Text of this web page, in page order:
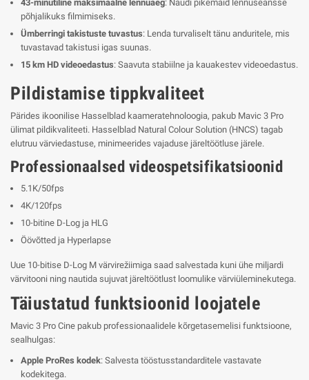
43-minutiline maksimaalne lennuaeg: Naudi pikemaid lennuseansse
põhjalikuks filmimiseks.
Ümberringi takistuste tuvastus: Lenda turvaliselt tänu anduritele, mis
tuvastavad takistusi igas suunas.
15 km HD videoedastus: Saavuta stabiilne ja kauakestev videoedastus.
Pildistamise tippkvaliteet
Pärides ikoonilise Hasselblad kaameratehnoloogia, pakub Mavic 3 Pro
ülimat pildikvaliteeti. Hasselblad Natural Colour Solution (HNCS) tagab
elutruu värviedastuse, minimeerides vajaduse järeltöötluse järele.
Professionaalsed videospetsifikatsioonid
5.1K/50fps
4K/120fps
10-bitine D-Log ja HLG
Öövõtted ja Hyperlapse
Uue 10-bitise D-Log M värvirežiimiga saad salvestada kuni ühe miljardi
värvitooni ning nautida sujuvat järeltöötlust loomulike värviüleminekutega.
Täiustatud funktsioonid loojatele
Mavic 3 Pro Cine pakub professionaalidele kõrgetasemelisi funktsioone,
sealhulgas:
Apple ProRes kodek: Salvesta tööstusstandarditele vastavate
kodekitega.